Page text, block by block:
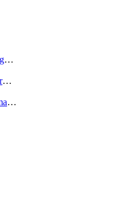
…
…
…